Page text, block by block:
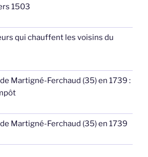
1503
qui chauffent les voisins du
Martigné-Ferchaud (35) en 1739 :
Martigné-Ferchaud (35) en 1739